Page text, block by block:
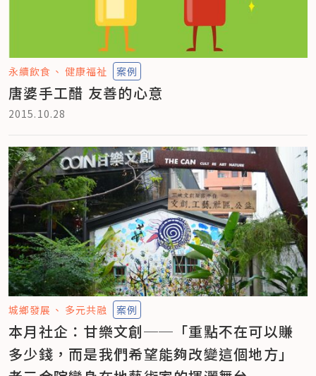
永續飲食 健康福祉 案例
唐婆手工醋 友善的心意
2015.10.28
城鄉發展 多元共融 案例
本月社企：甘樂文創──「重點不在可以賺
多少錢，而是我們希望能夠改變這個地方」